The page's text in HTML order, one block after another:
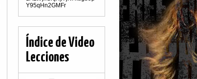
Y95qHn2GMFr
Índice de Video
Lecciones